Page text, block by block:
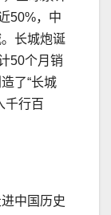
50%，中
长城炮诞
50个月销
了“长城
千行百
中国历史